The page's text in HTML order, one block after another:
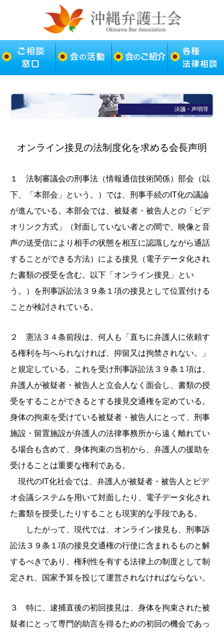
オンライン接見の法制度化を求める会長声明
１ 法制審議会の刑事法（情報通信技術関係）部会（以
下、「本部会」という。）では、刑事手続のIT化の議論
が進んでいる。本部会では、被疑者・被告人との「ビデ
オリンク方式」（対面していない者との間で、映像と音
声の送受信により相手の状態を相互に認識しながら通話
することができる方法）による接見（電子データ化され
た書類の授受を含む。以下「オンライン接見」とい
う。）を刑事訴訟法３９条１項の接見として位置付ける
ことが検討されている。
２ 憲法３４条前段は、何人も「直ちに弁護人に依頼す
る権利を与へられなければ、抑留又は拘禁されない。」
と規定している。これを受け刑事訴訟法３９条１項は、
弁護人が被疑者・被告人と立会人なく面会し、書類の授
受をすることができるとする接見交通権を定めている。
身体の拘束を受けている被疑者・被告人にとって、刑事
施設・留置施設が弁護人の法律事務所から遠く離れてい
る場合も含めて、身体拘束の当初から、弁護人の援助を
受けることは重要な権利である。
現代のIT化社会では、弁護人が被疑者・被告人とビデ
オ会議システムを用いて対面したり、電子データ化され
た書類を授受したりすることも現実的な手段である。
したがって、現代では、オンライン接見も、刑事訴
訟法３９条１項の接見交通権の行使に含まれるものと解
するべきであり、権利性を有する法律上の制度として制
定され、国家予算を投じて運営されなければならない。
３ 特に、逮捕直後の初回接見は、身体を拘束された被
疑者にとって専門的助言を得るための初回の機会であっ